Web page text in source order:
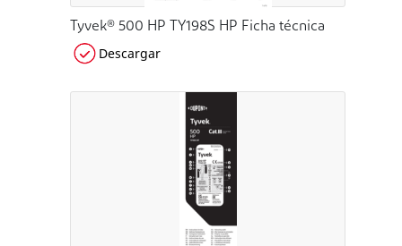
Tyvek® 500 HP TY198S HP Ficha técnica
Descargar